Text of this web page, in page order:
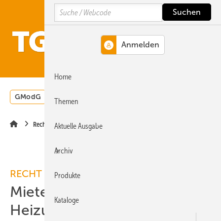
Hauptinhalt
Hauptmenü
SiteSearch
GModG Wärmepumpe
Recht
RECHT
Mieter müssen
Heizungsumstellung dulden
Search
Home
Themen
Aktuelle Ausgabe
Archiv
Produkte
Kataloge